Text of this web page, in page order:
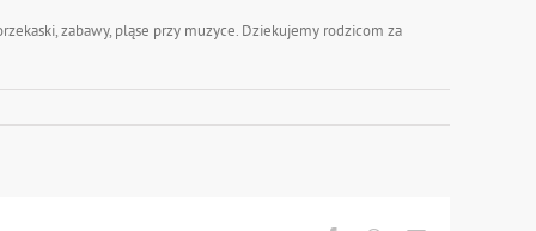
zabawy, pląse przy muzyce. Dziekujemy rodzicom za